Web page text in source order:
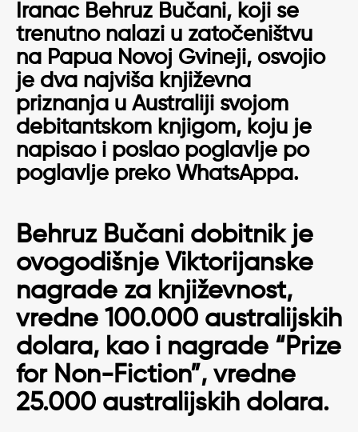
Iranac Behruz Bučani, koji se
trenutno nalazi u zatočeništvu
na Papua Novoj Gvineji, osvojio
je dva najviša književna
priznanja u Australiji svojom
debitantskom knjigom, koju je
napisao i poslao poglavlje po
poglavlje preko WhatsAppa.
Behruz Bučani dobitnik je
ovogodišnje Viktorijanske
nagrade za književnost,
vredne 100.000 australijskih
dolara, kao i nagrade “Prize
for Non-Fiction”, vredne
25.000 australijskih dolara.